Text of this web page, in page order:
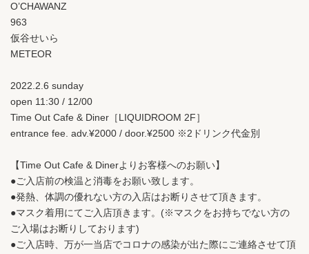
O’CHAWANZ
963
仮谷せいら
METEOR
2022.2.6 sunday
open 11:30 / 12/00
Time Out Cafe & Diner［LIQUIDROOM 2F］
entrance fee. adv.¥2000 / door.¥2500 ※2ドリンク代金別
【Time Out Cafe & Dinerよりお客様へのお願い】
●ご入店前の検温と消毒をお願い致します。
●発熱、体調の優れない方の入店はお断りさせて頂きます。
●マスク着用にてご入店頂きます。(※マスクをお持ちでない方の
ご入場はお断りしております)
●ご入店時、万が一当店でコロナの感染が出た際にご連絡させて頂